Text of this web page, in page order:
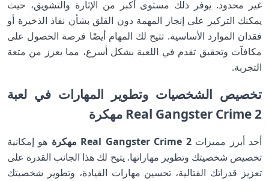
غير محدود. يوفر ذلك مستوى أكبر من الإثارة والتشويق، حيث
يمكنك التركيز على إنجاز المهمة دون القلق بشأن نفاذ الذخيرة أو
فقدان الموارد الأساسية. تتيح لك المهام أيضًا فرصة الحصول على
مكافآت وتحقيق تقدم في اللعبة بشكل أسرع، مما يعزز من متعة
التجربة.
تخصيص الشخصيات وتطوير المهارات في لعبة
Real Gangster Crime 2 مهكرة
أحد أبرز مميزاتReal Gangster Crime 2 مهكرة
هو إمكانية
تخصيص شخصيتك وتطوير مهاراتها. يتيح لك هذا الجانب القدرة على
تعزيز قدراتك القتالية، تحسين مهارات القيادة، وتطوير شخصيتك